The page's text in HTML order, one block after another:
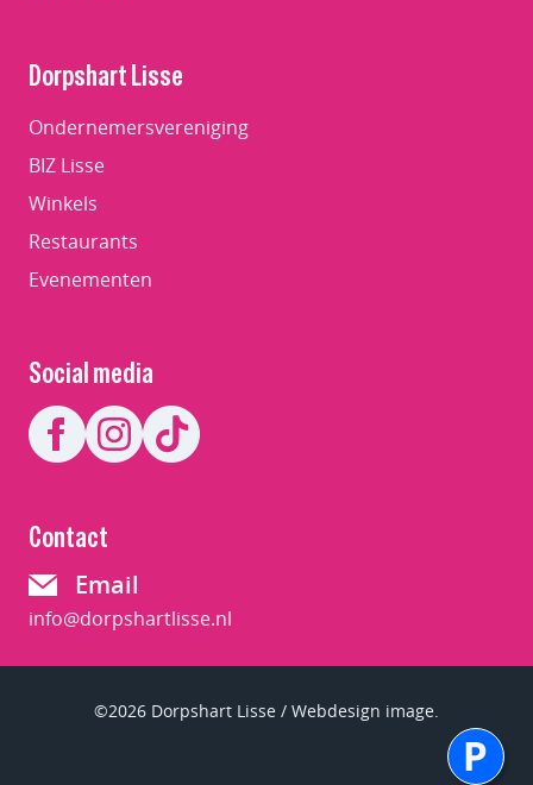
Dorpshart Lisse
Ondernemersvereniging
BIZ Lisse
Winkels
Restaurants
Evenementen
Social media
Contact
Email
info@dorpshartlisse.nl
©2026 Dorpshart Lisse / Webdesign image.